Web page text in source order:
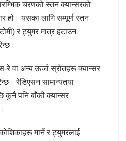
चरणको स्तन क्यान्सरको
हो। यसका लागि सम्पूर्ण स्तन
र ट्युमर मात्र हटाउन
रे वा अन्य ऊर्जा स्रोतहरू क्यान्सर
रेडिएसन सामान्यतया
कुनै पनि बाँकी क्यान्सर
मार्ने र ट्युमरलाई